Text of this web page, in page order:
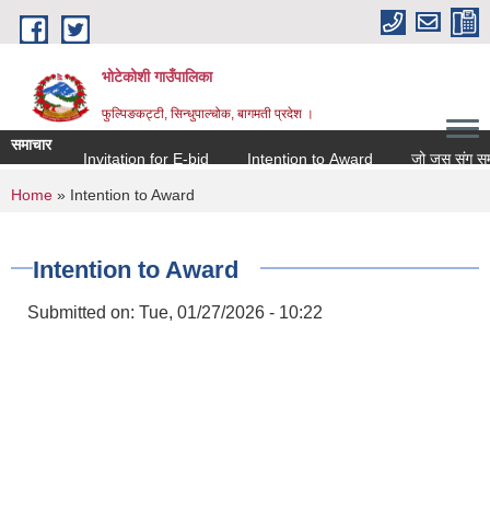
Skip to main content
भोटेकोशी गाउँपालिका
फुल्पिङकट्टी, सिन्धुपाल्चोक, बागमती प्रदेश ।
समाचार
Invitation for E-bid
Intention to Award जो जस संग
You are here
Home » Intention to Award
Intention to Award
Submitted on: Tue, 01/27/2026 - 10:22